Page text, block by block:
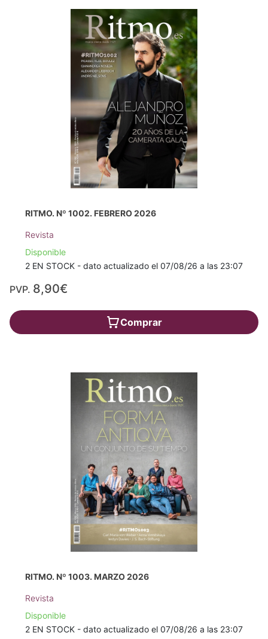
RITMO. Nº 1002. FEBRERO 2026
Revista
Disponible
2 EN STOCK - dato actualizado el 07/08/26 a las 23:07
PVP. 8,90€
Comprar
RITMO. Nº 1003. MARZO 2026
Revista
Disponible
2 EN STOCK - dato actualizado el 07/08/26 a las 23:07